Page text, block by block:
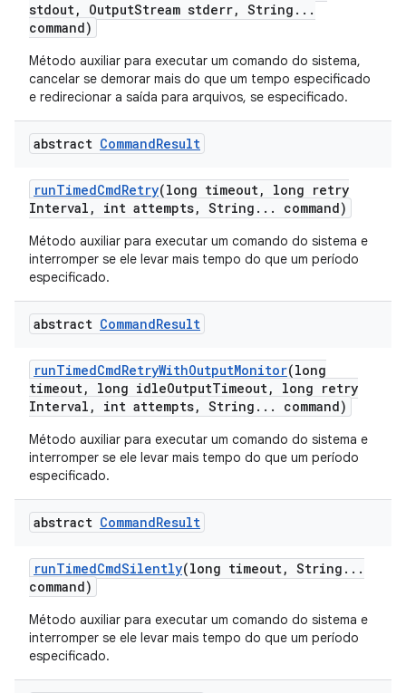
stdout, OutputStream stderr, String . . .
command)
Método auxiliar para executar um comando do sistema,
cancelar se demorar mais do que um tempo especificado
e redirecionar a saída para arquivos, se especificado.
abstract CommandResult
runTimedCmdRetry(long timeout,
long retry
Interval , int attempts, String . . . command)
Método auxiliar para executar um comando do sistema e
interromper se ele levar mais tempo do que um período
especificado.
abstract CommandResult
runTimedCmdRetryWithOutputMonitor(long
timeout, long idleOutputTimeout,
long retry
Interval , int attempts, String . . . command)
Método auxiliar para executar um comando do sistema e
interromper se ele levar mais tempo do que um período
especificado.
abstract CommandResult
runTimedCmdSilently(long timeout, String . . .
command)
Método auxiliar para executar um comando do sistema e
interromper se ele levar mais tempo do que um período
especificado.